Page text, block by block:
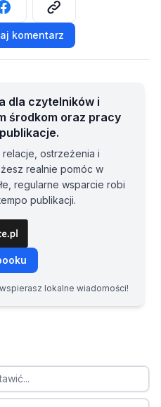
komentarz
dla czytelników i
środkom oraz pracy
ostrzeżenia i
realnie pomóc w
regularne wsparcie robi
publikacji.
lokalne wiadomości!